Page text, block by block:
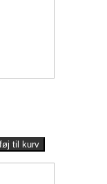
til kurv